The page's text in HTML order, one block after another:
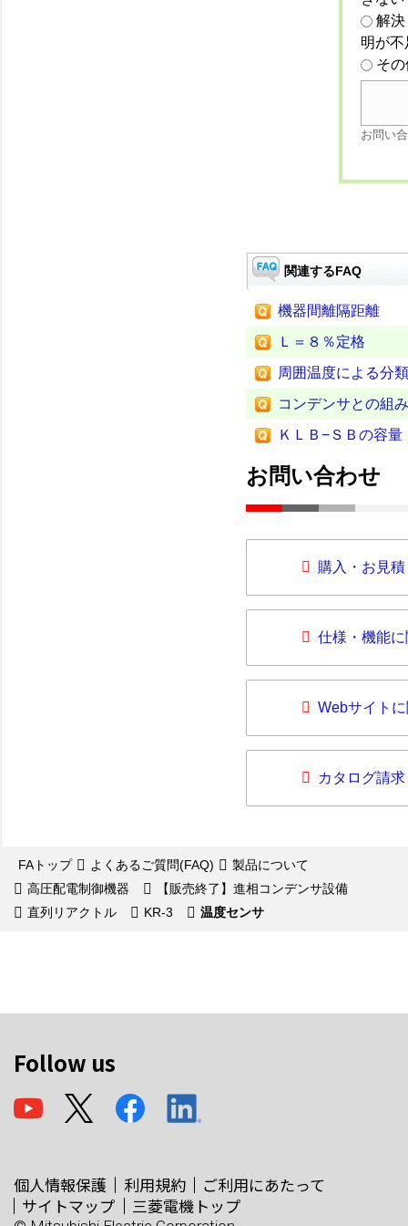
解
明が
そ
お問い
関連するFAQ
機器間離隔距離
Ｌ＝８％定格
周囲温度による分類
コンデンサとの組
ＫＬＢ−ＳＢの容量
お問い合わせ
購入・お見
仕様・機能
Webサイト
カタログ請求
FAトップ よくあるご質問(FAQ)
製品について
高圧配電制御機器
【販売終了】進相コンデンサ設備
直列リアクトル
KR-3 温度センサ
Follow us
個人情報保護 利用規約
ご利用にあたって
サイトマップ
三菱電機トップ